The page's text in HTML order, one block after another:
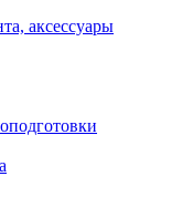
аксессуары